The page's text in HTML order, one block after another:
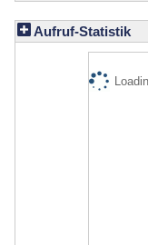
Aufruf-Statistik